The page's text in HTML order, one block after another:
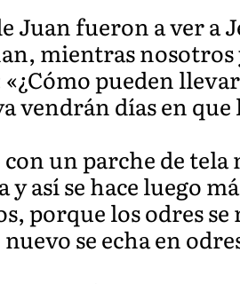
Juan fueron a ver a
mientras nosotros
pueden
vendrán días en
un parche de
así se hace luego
porque los odres se
se echa en